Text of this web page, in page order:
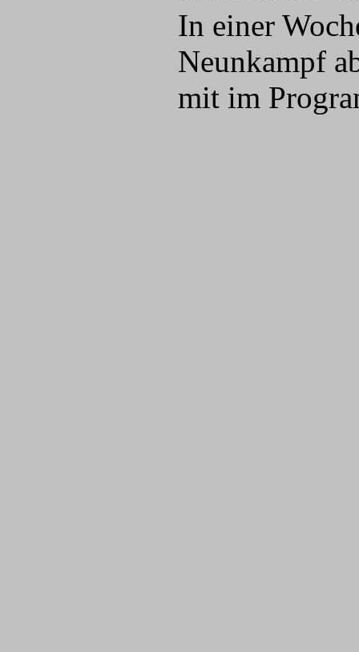
In einer
Neunkampf
mit im